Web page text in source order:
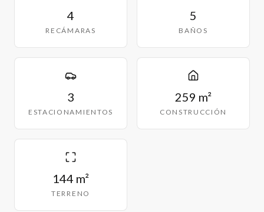
4
RECÁMARAS
5
BAÑOS
3
ESTACIONAMIENTOS
259 m²
CONSTRUCCIÓN
144 m²
TERRENO